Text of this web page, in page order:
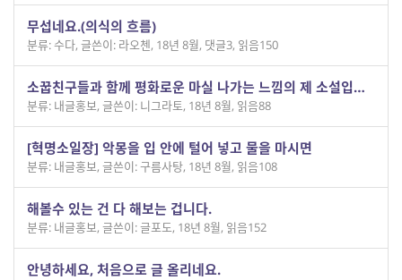
무섭네요.(의식의 흐름)
분류: 수다, 글쓴이: 라오첸, 18년 8월, 댓글3, 읽음150
소꿉친구들과 함께 평화로운 마실 나가는 느낌의 제 소설입니다^^
분류: 내글홍보, 글쓴이: 니그라토, 18년 8월, 읽음88
[혁명소일장] 악몽을 입 안에 털어 넣고 물을 마시면
분류: 내글홍보, 글쓴이: 구름사탕, 18년 8월, 읽음108
해볼수 있는 건 다 해보는 겁니다.
분류: 내글홍보, 글쓴이: 글포도, 18년 8월, 읽음152
안녕하세요, 처음으로 글 올리네요.